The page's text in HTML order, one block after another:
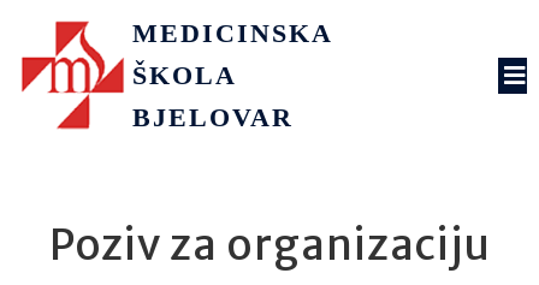
MEDICINSKA
ŠKOLA
BJELOVAR
Poziv za organizaciju